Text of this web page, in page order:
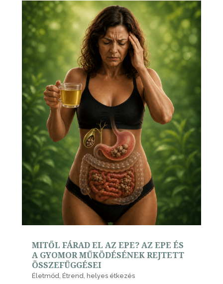
MITŐL FÁRAD EL AZ EPE? AZ EPE ÉS
A GYOMOR MŰKÖDÉSÉNEK REJTETT
ÖSSZEFÜGGÉSEI
Életmód Étrend helyes étkezés